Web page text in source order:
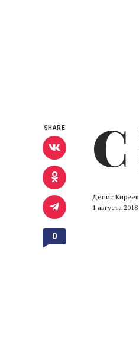
С
Денис Киреев
1 августа 2018
SHARE
0